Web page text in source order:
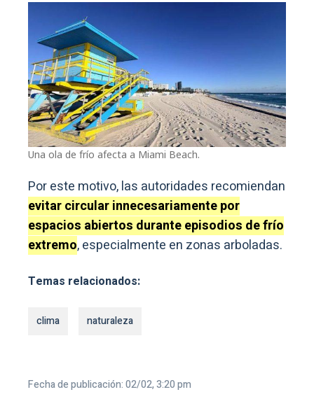
Una ola de frío afecta a Miami Beach.
Por este motivo, las autoridades recomiendan
evitar circular innecesariamente por
espacios abiertos durante episodios de frío
extremo, especialmente en zonas arboladas.
Temas relacionados:
clima naturaleza
Fecha de publicación: 02/02, 3:20 pm